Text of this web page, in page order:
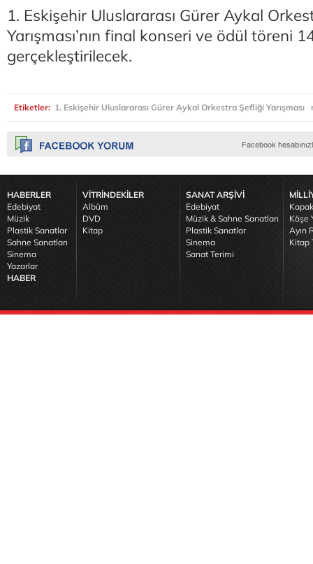
1. Eskişehir Uluslararası Gürer Aykal
Yarışması’nın final konseri ve ödül töreni
gerçekleştirilecek.
Etiketler: 1. Eskişehir Uluslararası Gürer Aykal Orkestra Şefliği Yarışması
HABERLER
Edebiyat
Müzik
Plastik Sanatlar
Sahne Sanatları
Sinema
Yazarlar
HABER
VİTRİNDEKİLER
Albüm
DVD
Kitap
SANAT ARŞİVİ
Edebiyat
Müzik & Sahne Sanatları
Plastik Sanatlar
Sinema
Sanat Terimi
Köşe
Ayın
Kitap